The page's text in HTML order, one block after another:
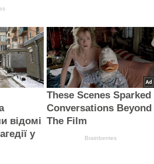
відомі
у
These Scenes Sparked
Conversations Beyond
The Film
Brainberries